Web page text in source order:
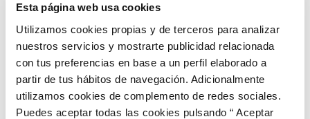
Esta página web usa cookies
Utilizamos cookies propias y de terceros para analizar
nuestros servicios y mostrarte publicidad relacionada
con tus preferencias en base a un perfil elaborado a
partir de tus hábitos de navegación. Adicionalmente
utilizamos cookies de complemento de redes sociales.
Puedes aceptar todas las cookies pulsando “ Aceptar
Neteja i desinfecció.
Comprovació del funcionament dels
elements de tancament i aïllament:
vàlvula flotador i vàlvules d’aïllament o
desguàs.Periodicitat anual.